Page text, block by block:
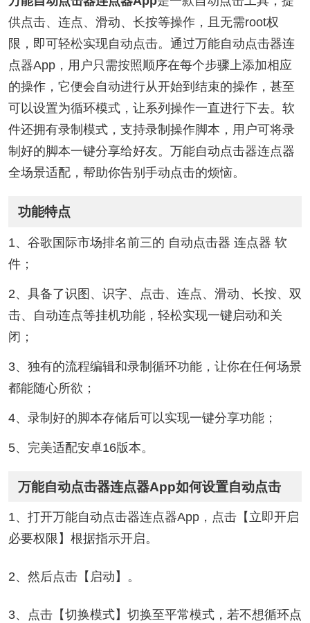
供点击、连点、滑动、长按等操作，且无需root权
限，即可轻松实现自动点击。通过万能自动点击器连
点器App，用户只需按照顺序在每个步骤上添加相应
的操作，它便会自动进行从开始到结束的操作，甚至
可以设置为循环模式，让系列操作一直进行下去。软
件还拥有录制模式，支持录制操作脚本，用户可将录
制好的脚本一键分享给好友。万能自动点击器连点器
全场景适配，帮助你告别手动点击的烦恼。
功能特点
1、谷歌国际市场排名前三的 自动点击器 连点器 软
件；
2、具备了识图、识字、点击、连点、滑动、长按、双
击、自动连点等挂机功能，轻松实现一键启动和关
闭；
3、独有的流程编辑和录制循环功能，让你在任何场景
都能随心所欲；
4、录制好的脚本存储后可以实现一键分享功能；
5、完美适配安卓16版本。
万能自动点击器连点器App如何设置自动点击
1、打开万能自动点击器连点器App，点击【立即开启
必要权限】根据指示开启。
2、然后点击【启动】。
3、点击【切换模式】切换至平常模式，若不想循环点